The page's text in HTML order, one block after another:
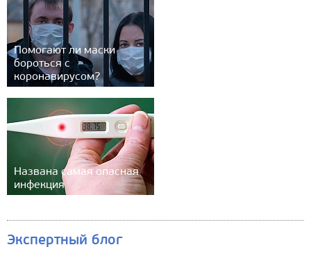
Помогают ли маски
бороться с
коронавирусом?
Названа самая опасная
инфекция
Экспертный блог